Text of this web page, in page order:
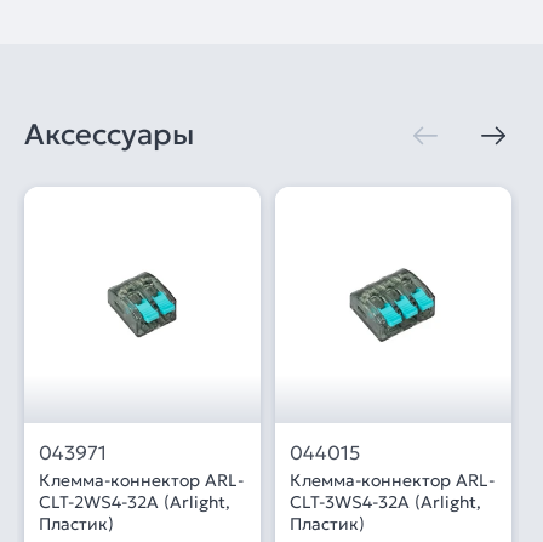
Аксессуары
043971
Клемма-коннектор ARL-
CLT-2WS4-32A (Arlight,
Пластик)
044015
Клемма-коннектор ARL-
CLT-3WS4-32A (Arlight,
Пластик)